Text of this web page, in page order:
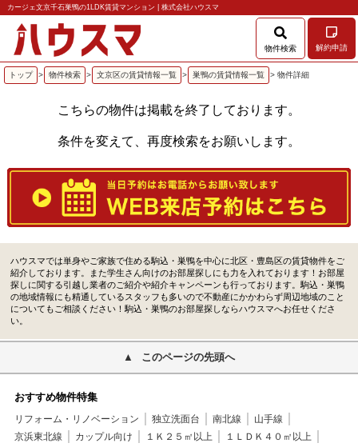
カージェ文京千石巣鴨の1LDK賃貸マンション | 株式会社ハウスマ
物件検索 解約申請
トップ > 物件検索 > 文京区の賃貸情報一覧 > 巣鴨の賃貸情報一覧 > 物件詳細
こちらの物件は掲載を終了しております。
条件を変えて、再度検索をお願いします。
ハウスマでは単身やご家族で住める駒込・巣鴨を中心に北区・豊島区の賃貸物件をご
紹介しております。また学生さん向けのお部屋探しにも力を入れております！お部屋
探しに関する引越し業者のご紹介や紹介キャンペーンも行っております。駒込・巣鴨
の地域情報にも精通しているスタッフも多いので不動産にかかわらず周辺地域のこと
についてもご相談ください！駒込・巣鴨のお部屋探しならハウスマへお任せくださ
い。
このページの先頭へ
おすすめ物件特集
リフォーム・リノベーション 独立洗面台 南北線
山手線
京浜東北線
カップル向け １Ｋ２５㎡以上
１ＬＤＫ４０㎡以上